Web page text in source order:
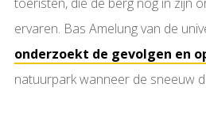
ervaren. Bas Amelung van de
onderzoekt de gevolgen en
natuurpark wanneer de sneeuw